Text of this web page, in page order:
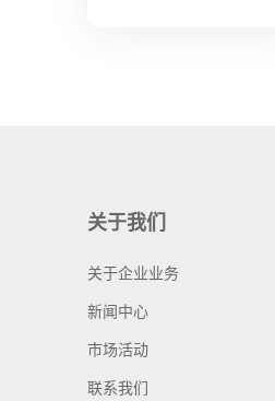
关于我们
关于企业业务
新闻中心
市场活动
联系我们